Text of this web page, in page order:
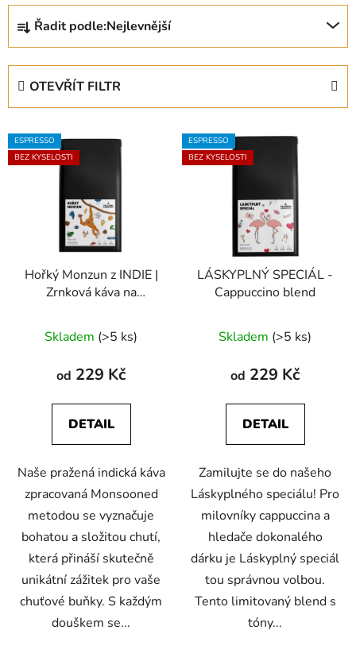
Ř
z
p
r
Řadit podle:Nejlevnější
OTEVŘÍT FILTR
V
ý
ESPRESSO
BEZ KYSELOSTI
Hořký Monzun z INDIE |
Zrnková káva na
Skladem (>5 ks)
od 229 Kč
DETAIL
Naše pražená indická káva
zpracovaná Monsooned
metodou se vyznačuje
bohatou a složitou chutí,
která přináší skutečně
unikátní zážitek pro vaše
chuťové buňky. S každým
douškem se...
ESPRESSO
BEZ KYSELOSTI
LÁSKYPLNÝ SPECIÁL -
Cappuccino blend
hodnocení
produktu
5,0
z
hvězdiček.
Skladem (>5 ks)
od 229 Kč
DETAIL
Zamilujte se do našeho
Láskyplného speciálu! Pro
milovníky cappuccina a
hledače dokonalého
dárku je Láskyplný speciál
tou správnou volbou.
Tento limitovaný blend s
tóny...